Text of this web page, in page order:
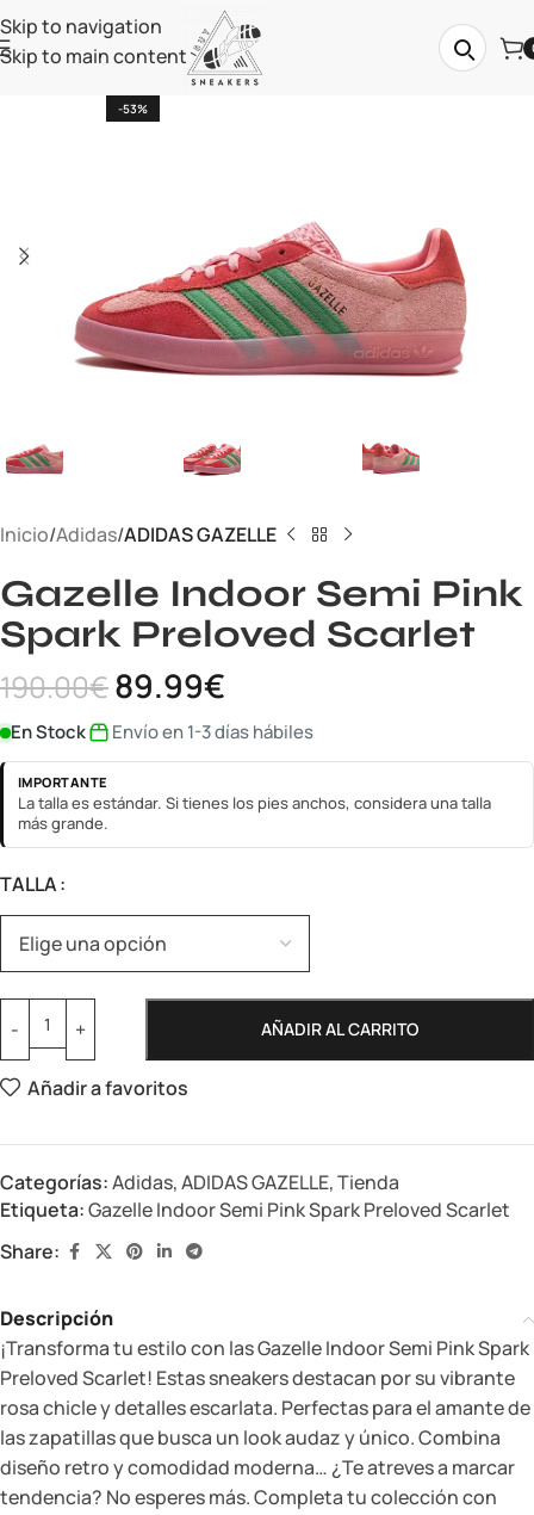
Skip to navigation
Skip to main content
-53%
Inicio Adidas ADIDAS GAZELLE
Gazelle Indoor Semi Pink
Spark Preloved Scarlet
190.00€89.99€
En Stock Envío en 1-3 días hábiles
IMPORTANTE
La talla es estándar. Si tienes los pies anchos, considera una talla
más grande.
TALLA
AÑADIR AL CARRITO
Añadir a favoritos
Categorías:Adidas,ADIDAS GAZELLE,Tienda
Etiqueta:Gazelle Indoor Semi Pink Spark Preloved Scarlet
Share:
Descripción
¡Transforma tu estilo con las Gazelle Indoor Semi Pink Spark
Preloved Scarlet! Estas sneakers destacan por su vibrante
rosa chicle y detalles escarlata. Perfectas para el amante de
las zapatillas que busca un look audaz y único. Combina
diseño retro y comodidad moderna… ¿Te atreves a marcar
tendencia? No esperes más. Completa tu colección con